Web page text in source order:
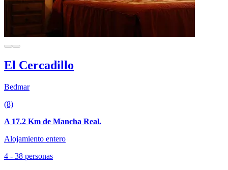
El Cercadillo
Bedmar
(8)
A 17.2 Km de Mancha Real.
Alojamiento entero
4 - 38 personas